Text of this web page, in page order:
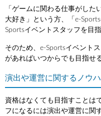
「ゲームに関わる仕事がし
大好き」という方、「e-
Sportsイベントスタッフを目
そのため、e-Sportsイベント
があればいつからでも目指せ
演出や運営に関するノウ
資格はなくても目指すことは
フになるには演出や運営に関